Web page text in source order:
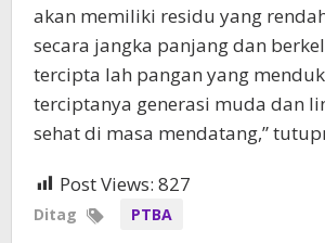
akan memiliki residu yang
secara jangka panjang dan
tercipta lah pangan yang
terciptanya generasi muda dan
sehat di masa mendatang,”
Post Views: 827
Ditag PTBA